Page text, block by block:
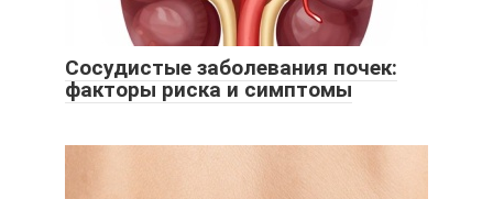
Сосудистые заболевания почек:
факторы риска и симптомы